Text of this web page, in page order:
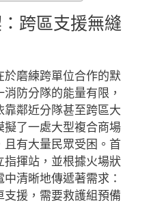
跨區支援無縫
磨練跨單位合作的默
防分隊的能量有限，
鄰近分隊甚至跨區大
擬了一處大型複合商場
有大量民眾受困。首
指揮站，並根據火場狀
清晰地傳遞著需求：
支援，需要救護組預備